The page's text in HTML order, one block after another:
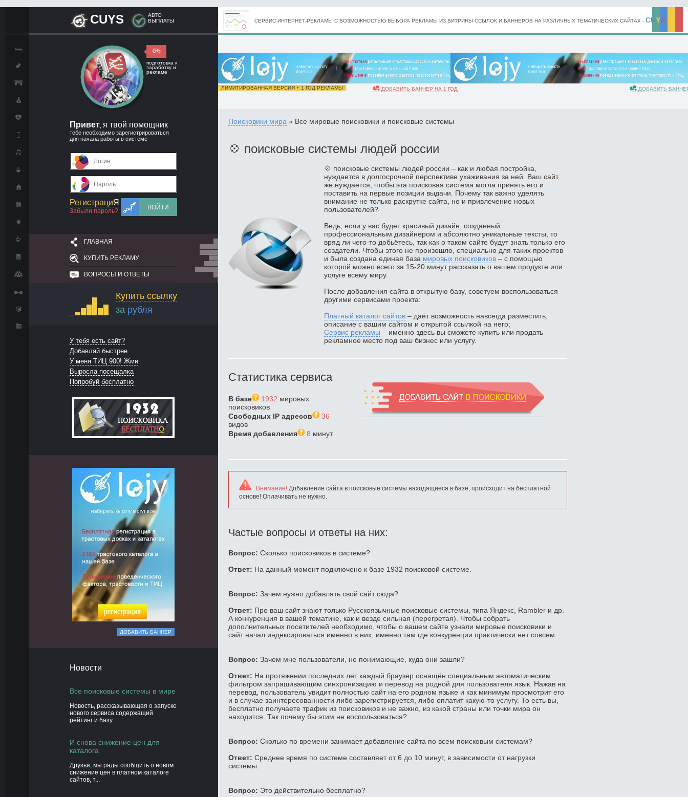
CUYS
АВТО
ВЫПЛАТЫ
0%
подготовка к
заработку и
рекламе
Привет я твой помощник
тебе необходимо зарегистрироваться
для начала работы в системе
РегистрациЯ
Забыли пароль?
ВОЙТИ
ГЛАВНАЯ
КУПИТЬ РЕКЛАМУ
ВОПРОСЫ И ОТВЕТЫ
Купить ссылку
за рубля
У тебя есть сайт?
Добавляй быстрее
У меня ТИЦ 900! Жми
Выросла посещалка
Попробуй бесплатно
ДОБАВИТЬ БАННЕР
Новости
Все поисковые системы в мире
Новость, рассказывающая о запуске
нового сервиса содержащий
рейтинг и базу...
И снова снижение цен для
каталога
Друзья, мы рады сообщить о новом
снижение цен в платном каталоге
сайтов, т...
СЕРВИС ИНТЕРНЕТ-РЕКЛАМЫ С ВОЗМОЖНОСТЬЮ ВЫБОРА РЕКЛАМЫ ИЗ ВИТРИНЫ ССЫЛОК И БАННЕРОВ НА РАЗЛИЧНЫХ ТЕМАТИЧЕСКИХ САЙТАХ - CUYS
ЛИМИТИРОВАННАЯ ВЕРСИЯ + 1 ГОД РЕКЛАМЫ ДОБАВИТЬ БАННЕР НА 1 ГОД ДОБАВИТЬ
Поисковики мира » Все мировые поисковики и поисковые системы
💠 поисковые системы людей россии
💠 поисковые системы людей россии – как и любая постройка,
нуждается в долгосрочной перспективе ухаживания за ней. Ваш сайт
же нуждается, чтобы эта поисковая система могла принять его и
поставить на первые позиции выдачи. Почему так важно уделять
внимание не только раскрутке сайта, но и привлечение новых
пользователей?
Ведь, если у вас будет красивый дизайн, созданный
профессиональным дизайнером и абсолютно уникальные тексты, то
вряд ли чего-то добьётесь, так как о таком сайте будут знать только его
создатели. Чтобы этого не произошло, специально для таких проектов
и была создана единая база мировых поисковиков – с помощью
которой можно всего за 15-20 минут рассказать о вашем продукте или
услуге всему миру.
После добавления сайта в открытую базу, советуем воспользоваться
другими сервисами проекта:
Платный каталог сайтов – даёт возможность навсегда разместить,
описание с вашим сайтом и открытой ссылкой на него;
Сервис рекламы – именно здесь вы сможете купить или продать
рекламное место под ваш бизнес или услугу.
Статистика сервиса
В базе 1932 мировых
поисковиков
Свободных IP адресов
36
видов
Время добавления
8 минут
Внимание! Добавление сайта в поисковые системы находящиеся в базе, происходит на бесплатной
основе! Оплачивать не нужно.
Частые вопросы и ответы на них:
Вопрос: Сколько поисковиков в системе?
Ответ: На данный момент подключено к базе 1932 поисковой системе.
Вопрос: Зачем нужно добавлять свой сайт сюда?
Ответ: Про ваш сайт знают только Русскоязычные поисковые системы, типа Яндекс, Rambler и др.
А конкуренция в вашей тематике, как и везде сильная (перегретая). Чтобы собрать
дополнительных посетителей необходимо, чтобы о вашем сайте узнали мировые поисковики и
сайт начал индексироваться именно в них, именно там где конкуренции практически нет совсем.
Вопрос: Зачем мне пользователи, не понимающие, куда они зашли?
Ответ: На протяжении последних лет каждый браузер оснащён специальным автоматическим
фильтром запрашивающим синхронизацию и перевод на родной для пользователя язык. Нажав на
перевод, пользователь увидит полностью сайт на его родном языке и как минимум просмотрит его
и в случае заинтересованности либо зарегистрируется, либо оплатит какую-то услугу. То есть вы,
бесплатно получаете трафик из поисковиков и не важно, из какой страны или точки мира он
находится. Так почему бы этим не воспользоваться?
Вопрос: Сколько по времени занимает добавление сайта по всем поисковым системам?
Ответ: Среднее время по системе составляет от 6 до 10 минут, в зависимости от нагрузки
системы.
Вопрос: Это действительно бесплатно?